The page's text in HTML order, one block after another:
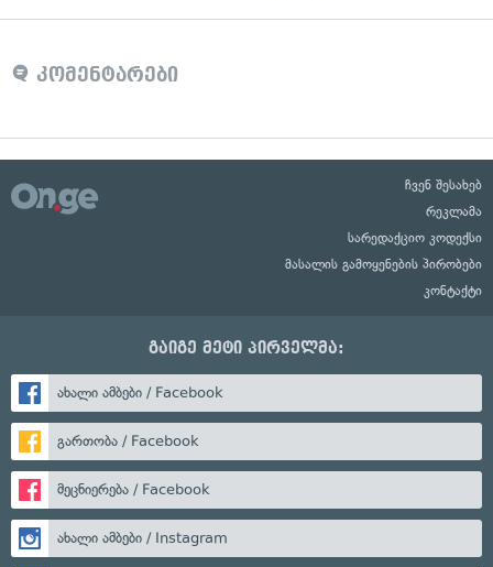
კომენტარები
ჩვენ შესახებ
რეკლამა
სარედაქციო კოდექსი
მასალის გამოყენების პირობები
კონტაქტი
გაიგე მეტი პირველმა:
ახალი ამბები / Facebook
გართობა / Facebook
მეცნიერება / Facebook
ახალი ამბები / Instagram